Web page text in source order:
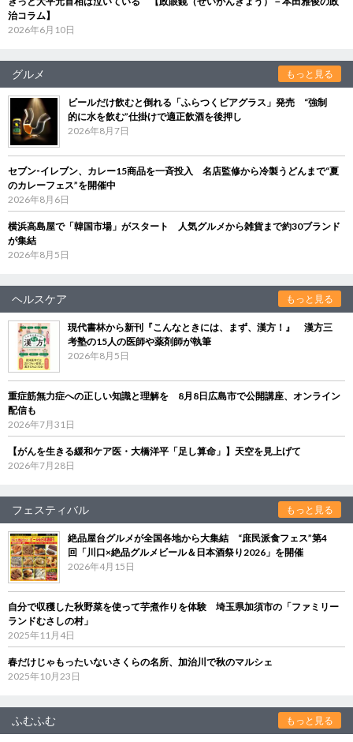
治コラム】
2026年6月10日
グルメ もっと見る
ビールだけ飲むと倒れる「ふらつくビアグラス」発売 “強制
的に水を飲む”仕掛けで適正飲酒を後押し
2026年8月7日
セブン‐イレブン、カレー15商品を一斉投入 名店監修から冷製うどんまで“夏
のカレーフェス”を開催中
2026年8月6日
横浜高島屋で「韓国市場」がスタート 人気グルメから雑貨まで約30ブランド
が集結
2026年8月5日
ヘルスケア もっと見る
現代書林から新刊『こんなときには、まず、漢方！』 漢方三
考塾の15人の医師や薬剤師が執筆
2026年8月5日
重症筋無力症への正しい知識と理解を 8月8日広島市で公開講座、オンライン
配信も
2026年7月31日
【がんを生きる緩和ケア医・大橋洋平「足し算命」】天空を見上げて
2026年7月28日
フェスティバル もっと見る
絶品屋台グルメが全国各地から大集結 “庶民派食フェス”第4
回「川口×絶品グルメビール＆日本酒祭り2026」を開催
2026年4月15日
自分で収穫した秋野菜を使って芋煮作りを体験 埼玉県加須市の「ファミリー
ランドむさしの村」
2025年11月4日
春だけじゃもったいないさくらの名所、加治川で秋のマルシェ
2025年10月23日
ふむふむ もっと見る